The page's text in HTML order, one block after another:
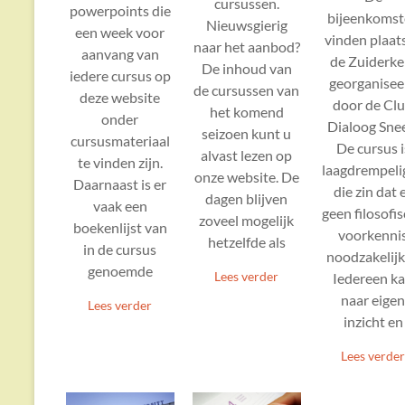
powerpoints die
een week voor
aanvang van
iedere cursus op
deze website
onder
cursusmateriaal
te vinden zijn.
Daarnaast is er
vaak een
boekenlijst van
in de cursus
genoemde
Lees verder
Nieuwsgierig
naar het aanbod?
De inhoud van
de cursussen van
het komend
seizoen kunt u
alvast lezen op
onze website. De
dagen blijven
zoveel mogelijk
hetzelfde als
Lees verder
vinden
de
door de
Dialoog
De cursus
die zin dat
geen
Iedereen
naar eigen
inzicht en
Lees verder